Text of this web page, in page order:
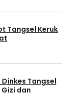
Tangsel Keruk
Tangsel
dan